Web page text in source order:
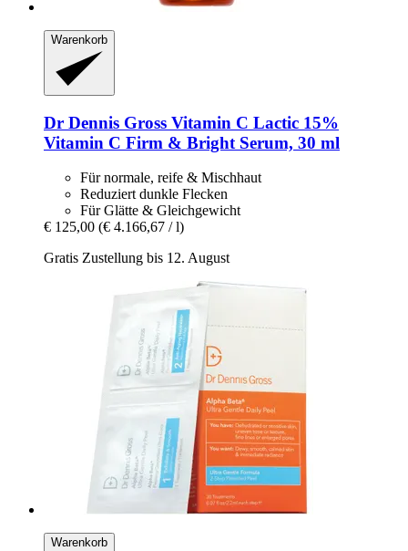
Warenkorb
Dr Dennis Gross Vitamin C Lactic 15%
Vitamin C Firm & Bright Serum, 30 ml
Für normale, reife & Mischhaut
Reduziert dunkle Flecken
Für Glätte & Gleichgewicht
€ 125,00 (€ 4.166,67 / l)
Gratis Zustellung bis 12. August
Warenkorb